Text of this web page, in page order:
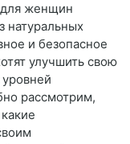
женщин
натуральных
и безопасное
улучшить свою
рассмотрим,